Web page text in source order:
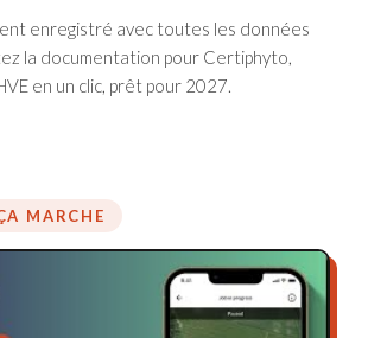
enregistré avec toutes les données
la documentation pour Certiphyto,
en un clic, prêt pour 2027.
MARCHE